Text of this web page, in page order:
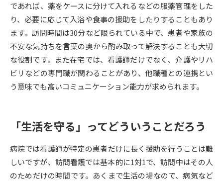
オープンキャンパスなどを調べる
オープンキャンパス検索 実施プログラムから探す
来場型・Web型イベント特集 夢ナビライブ
志望校・出願校を調べる
併願校選び 受験スケジュールを立てよう
であれば、薬をケースに分けて入れるなどの服薬管理をした
り、必要に応じて入浴や食事の援助をしたりすることもあり
ます。訪問時間は30分など限られている中で、患者や家族の
不安な気持ちを言葉の奥から酌み取って解決することも大切
な役割です。また在宅では、看護師だけでなく、介護やリハ
ビリなどの専門職が関わることがあり、他職種との連携とい
う意味でも高いコミュニケーション能力が求められます。
「生活を守る」ってどういうことだろう
病院では看護師が特定の患者だけに長く援助を行うことは難
しいですが、訪問看護では基本的に1対1で、訪問中はその人
のためだけの時間です。あくまで生活の場なので、病気など